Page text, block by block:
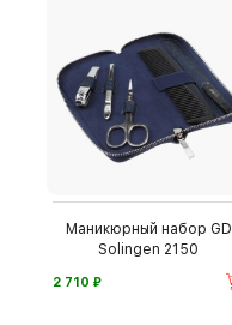
Маникюрный набор GD
Solingen 2150
2 710 ⃏